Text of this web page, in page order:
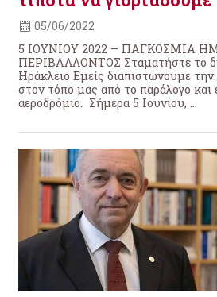
05/06/2022
5 ΙΟΥΝΙΟΥ 2022 – ΠΑΓΚΟΣΜΙΑ
ΠΕΡΙΒΑΛΛΟΝΤΟΣ Σταματήστε το
Ηράκλειο Εμείς διαπιστώνουμε
στον τόπο μας από το παράλογο και
αεροδρόμιο. Σήμερα 5 Ιουνίου, ...